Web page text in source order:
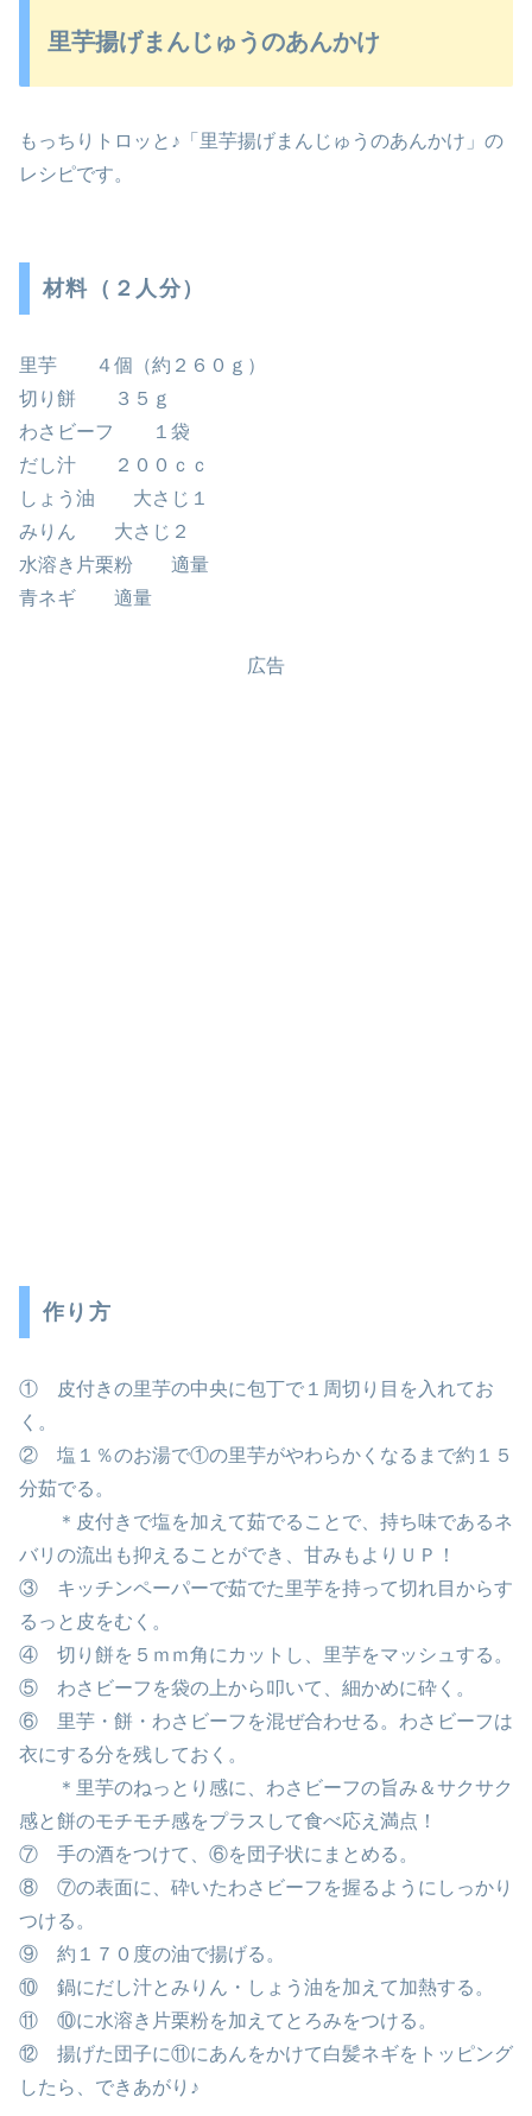
里芋揚げまんじゅうのあんかけ
もっちりトロッと♪「里芋揚げまんじゅうのあんかけ」の
レシピです。
材料（２人分）
里芋 ４個（約２６０ｇ）
切り餅 ３５ｇ
わさビーフ １袋
だし汁 ２００ｃｃ
しょう油 大さじ１
みりん 大さじ２
水溶き片栗粉 適量
青ネギ 適量
広告
作り方
① 皮付きの里芋の中央に包丁で１周切り目を入れてお
く。
② 塩１％のお湯で①の里芋がやわらかくなるまで約１５
分茹でる。
＊皮付きで塩を加えて茹でることで、持ち味であるネ
バリの流出も抑えることができ、甘みもよりＵＰ！
③ キッチンペーパーで茹でた里芋を持って切れ目からす
るっと皮をむく。
④ 切り餅を５ｍｍ角にカットし、里芋をマッシュする。
⑤ わさビーフを袋の上から叩いて、細かめに砕く。
⑥ 里芋・餅・わさビーフを混ぜ合わせる。わさビーフは
衣にする分を残しておく。
＊里芋のねっとり感に、わさビーフの旨み＆サクサク
感と餅のモチモチ感をプラスして食べ応え満点！
⑦ 手の酒をつけて、⑥を団子状にまとめる。
⑧ ⑦の表面に、砕いたわさビーフを握るようにしっかり
つける。
⑨ 約１７０度の油で揚げる。
⑩ 鍋にだし汁とみりん・しょう油を加えて加熱する。
⑪ ⑩に水溶き片栗粉を加えてとろみをつける。
⑫ 揚げた団子に⑪にあんをかけて白髪ネギをトッピング
したら、できあがり♪